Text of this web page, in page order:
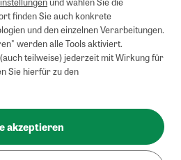
finden Sie auch konkrete
und den einzelnen Verarbeitungen.
werden alle Tools aktiviert.
teilweise) jederzeit mit Wirkung für
Sie hierfür zu den
akzeptieren